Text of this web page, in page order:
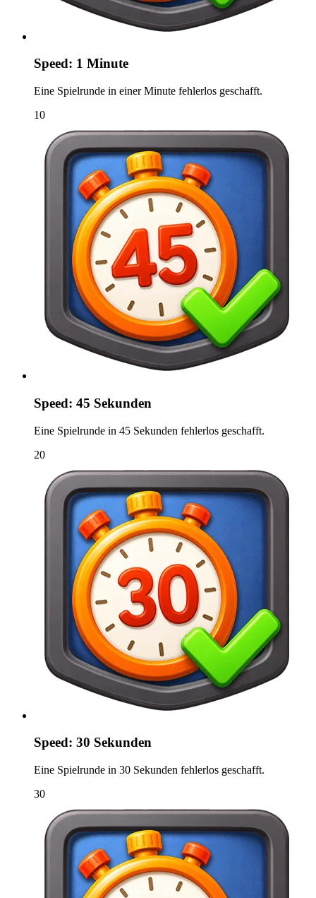
Speed: 1 Minute
Eine Spielrunde in einer Minute fehlerlos geschafft.
10
Speed: 45 Sekunden
Eine Spielrunde in 45 Sekunden fehlerlos geschafft.
20
Speed: 30 Sekunden
Eine Spielrunde in 30 Sekunden fehlerlos geschafft.
30